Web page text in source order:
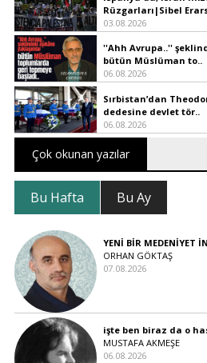
Rüzgarları|Sibel
03.08.2026
''Ahh Avrupa..''
bütün Müslüman to..
06.08.2026
Sırbistan’dan
dedesine devlet tör..
06.08.2026
Çok okunan yazılar
Bu Hafta Bu Ay
YENİ BİR MEDENİYET
ORHAN GÖKTAŞ
07.08.2026
işte ben biraz da o
MUSTAFA AKMEŞE
06.08.2026